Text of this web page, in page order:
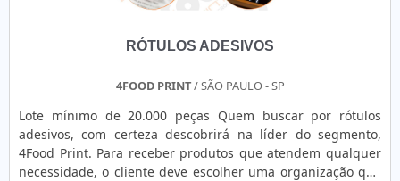
RÓTULOS ADESIVOS
4FOOD PRINT/ SÃO PAULO - SP
Lote mínimo de 20.000 peças Quem buscar por rótulos
adesivos, com certeza descobrirá na líder do segmento,
4Food Print. Para receber produtos que atendem qualquer
necessidade, o cliente deve escolher uma organização que